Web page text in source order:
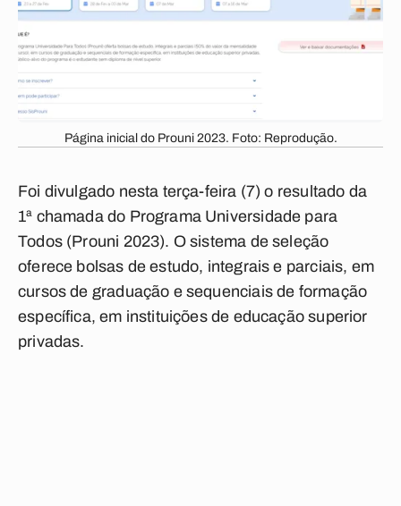
Página inicial do Prouni 2023. Foto: Reprodução.
Foi divulgado nesta terça-feira (7) o resultado da
1ª chamada do Programa Universidade para
Todos (Prouni 2023). O sistema de seleção
oferece bolsas de estudo, integrais e parciais, em
cursos de graduação e sequenciais de formação
específica, em instituições de educação superior
privadas.